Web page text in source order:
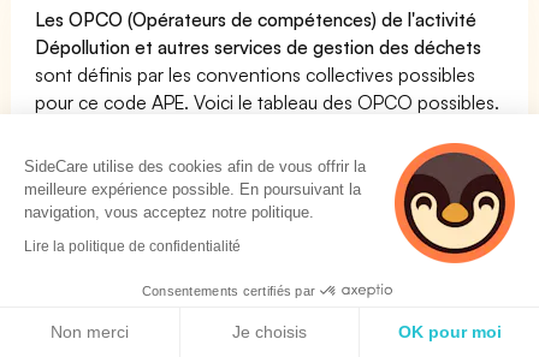
Les OPCO (Opérateurs de compétences) de l'activité
Dépollution et autres services de gestion des déchets
sont définis par les conventions collectives possibles
pour ce code APE. Voici le tableau des OPCO possibles.
le code APE 3900Z sur le lien suivant:OPCO - OPCA
du code APE 3900Z
Les OPCO sont les organismes chargés de recouvrer la
taxe d'apprentissage et de financer les alternances et
SideCare utilise des cookies afin de vous offrir la
meilleure expérience possible. En poursuivant la
navigation, vous acceptez notre politique.
Lire la politique de confidentialité
Consentements certifiés par
Non merci Je choisis OK pour moi